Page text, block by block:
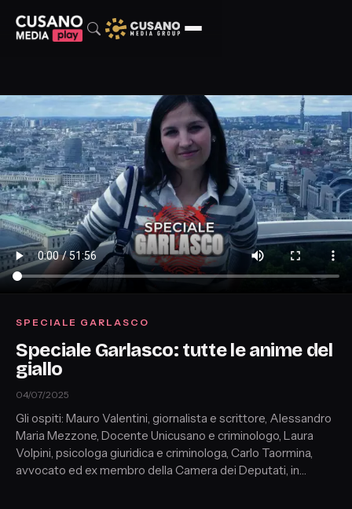
SPECIALE GARLASCO
Speciale Garlasco: tutte le anime del
giallo
04/07/2025
Gli ospiti: Mauro Valentini, giornalista e scrittore, Alessandro
Maria Mezzone, Docente Unicusano e criminologo, Laura
Volpini, psicologa giuridica e criminologa, Carlo Taormina,
avvocato ed ex membro della Camera dei Deputati, in